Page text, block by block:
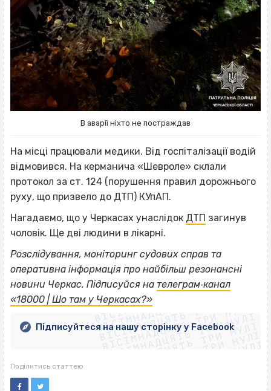
В аварії ніхто не постраждав
На місці працювали медики. Від госпіталізації водій
відмовився. На керманича «Шевроле» склали
протокол за ст. 124 (порушення правил дорожнього
руху, що призвело до ДТП) КУпАП.
Нагадаємо, що у Черкасах унаслідок ДТП загинув
чоловік. Ще дві людини в лікарні.
Розслідування, моніторинг судових справ та
оперативна інформація про найбільш резонансні
новини Черкас. Підписуйся на телеграм‐канал
«18000 | Шо там у Черкасах?»ВІСІМНАДЦЯТЬ ТРИ НУЛІ
ВІСІМНАДЦЯТЬ ТРИ НУЛІ
ВІСІМНАДЦЯТЬ ТРИ НУЛІ
ВІСІМНАДЦЯТЬ ТРИ НУЛІ
ВІСІМНАДЦЯТЬ ТРИ НУЛІ
ВІСІМНАДЦЯТЬ ТРИ НУЛІ
ВІСІМНАДЦЯТЬ ТРИ НУЛІ
ВІСІМНАДЦЯТЬ ТРИ НУЛІ
Підписуйтеся на нашу сторінку у Facebook
Поділитись статтею